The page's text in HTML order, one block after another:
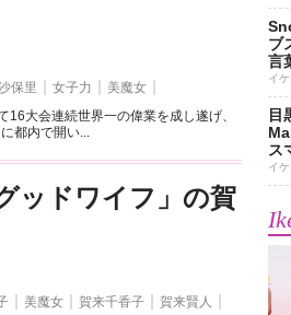
保里 女子力
美魔女
大会連続世界一の偉業を成し遂げ、
都内で開い...
ッドワイフ」の賀
美魔女 賀来千香子
賀来賢人
ブ
言
イ
目
ス
イ